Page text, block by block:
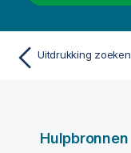
Uitdrukking zoeken
Hulpbronnen